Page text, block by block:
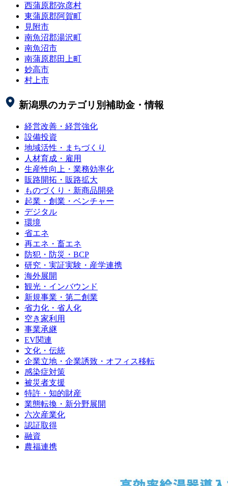
西蒲原郡弥彦村
東蒲原郡阿賀町
見附市
南魚沼郡湯沢町
南魚沼市
南蒲原郡田上町
妙高市
村上市
新潟県のカテゴリ別補助金・情報
経営改善・経営強化
設備投資
地域活性・まちづくり
人材育成・雇用
生産性向上・業務効率化
販路開拓・販路拡大
ものづくり・新商品開発
起業・創業・ベンチャー
デジタル
環境
省エネ
再エネ・畜エネ
防犯・防災・BCP
研究・実証実験・産学連携
海外展開
観光・インバウンド
新規事業・第二創業
省力化・省人化
空き家利用
事業承継
EV関連
文化・伝統
企業立地・企業誘致・オフィス移転
感染症対策
被災者支援
特許・知的財産
業態転換・新分野展開
六次産業化
認証取得
融資
農福連携